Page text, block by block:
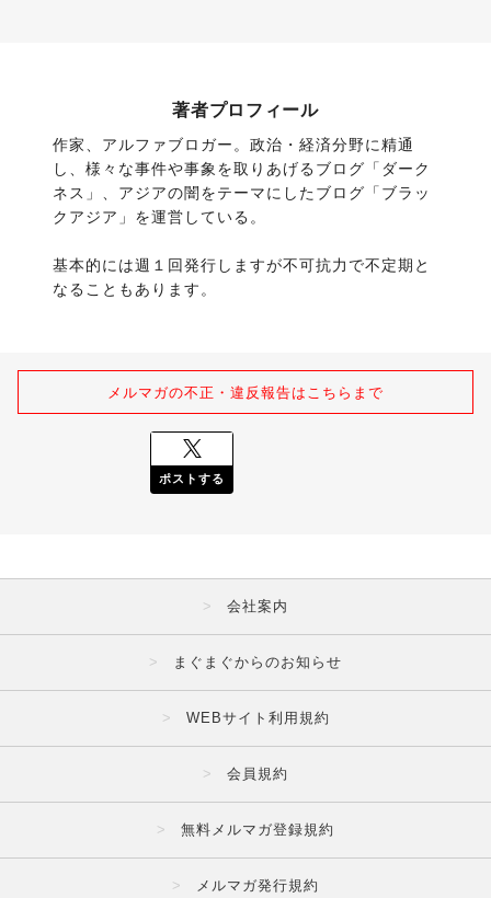
著者プロフィール
作家、アルファブロガー。政治・経済分野に精通
し、様々な事件や事象を取りあげるブログ「ダーク
ネス」、アジアの闇をテーマにしたブログ「ブラッ
クアジア」を運営している。
基本的には週１回発行しますが不可抗力で不定期と
なることもあります。
メルマガの不正・違反報告はこちらまで
ポストする
会社案内
まぐまぐからのお知らせ
WEBサイト利用規約
会員規約
無料メルマガ登録規約
メルマガ発行規約